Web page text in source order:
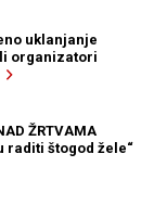
uklanjanje
organizatori
ŽRTVAMA
raditi štogod žele“